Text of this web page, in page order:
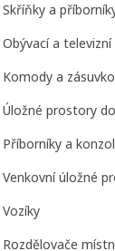
Skříňky a
Obývací a
Komody a
Úložné prostory
Příborníky a
Venkovní úložné
Vozíky
Rozdělovače